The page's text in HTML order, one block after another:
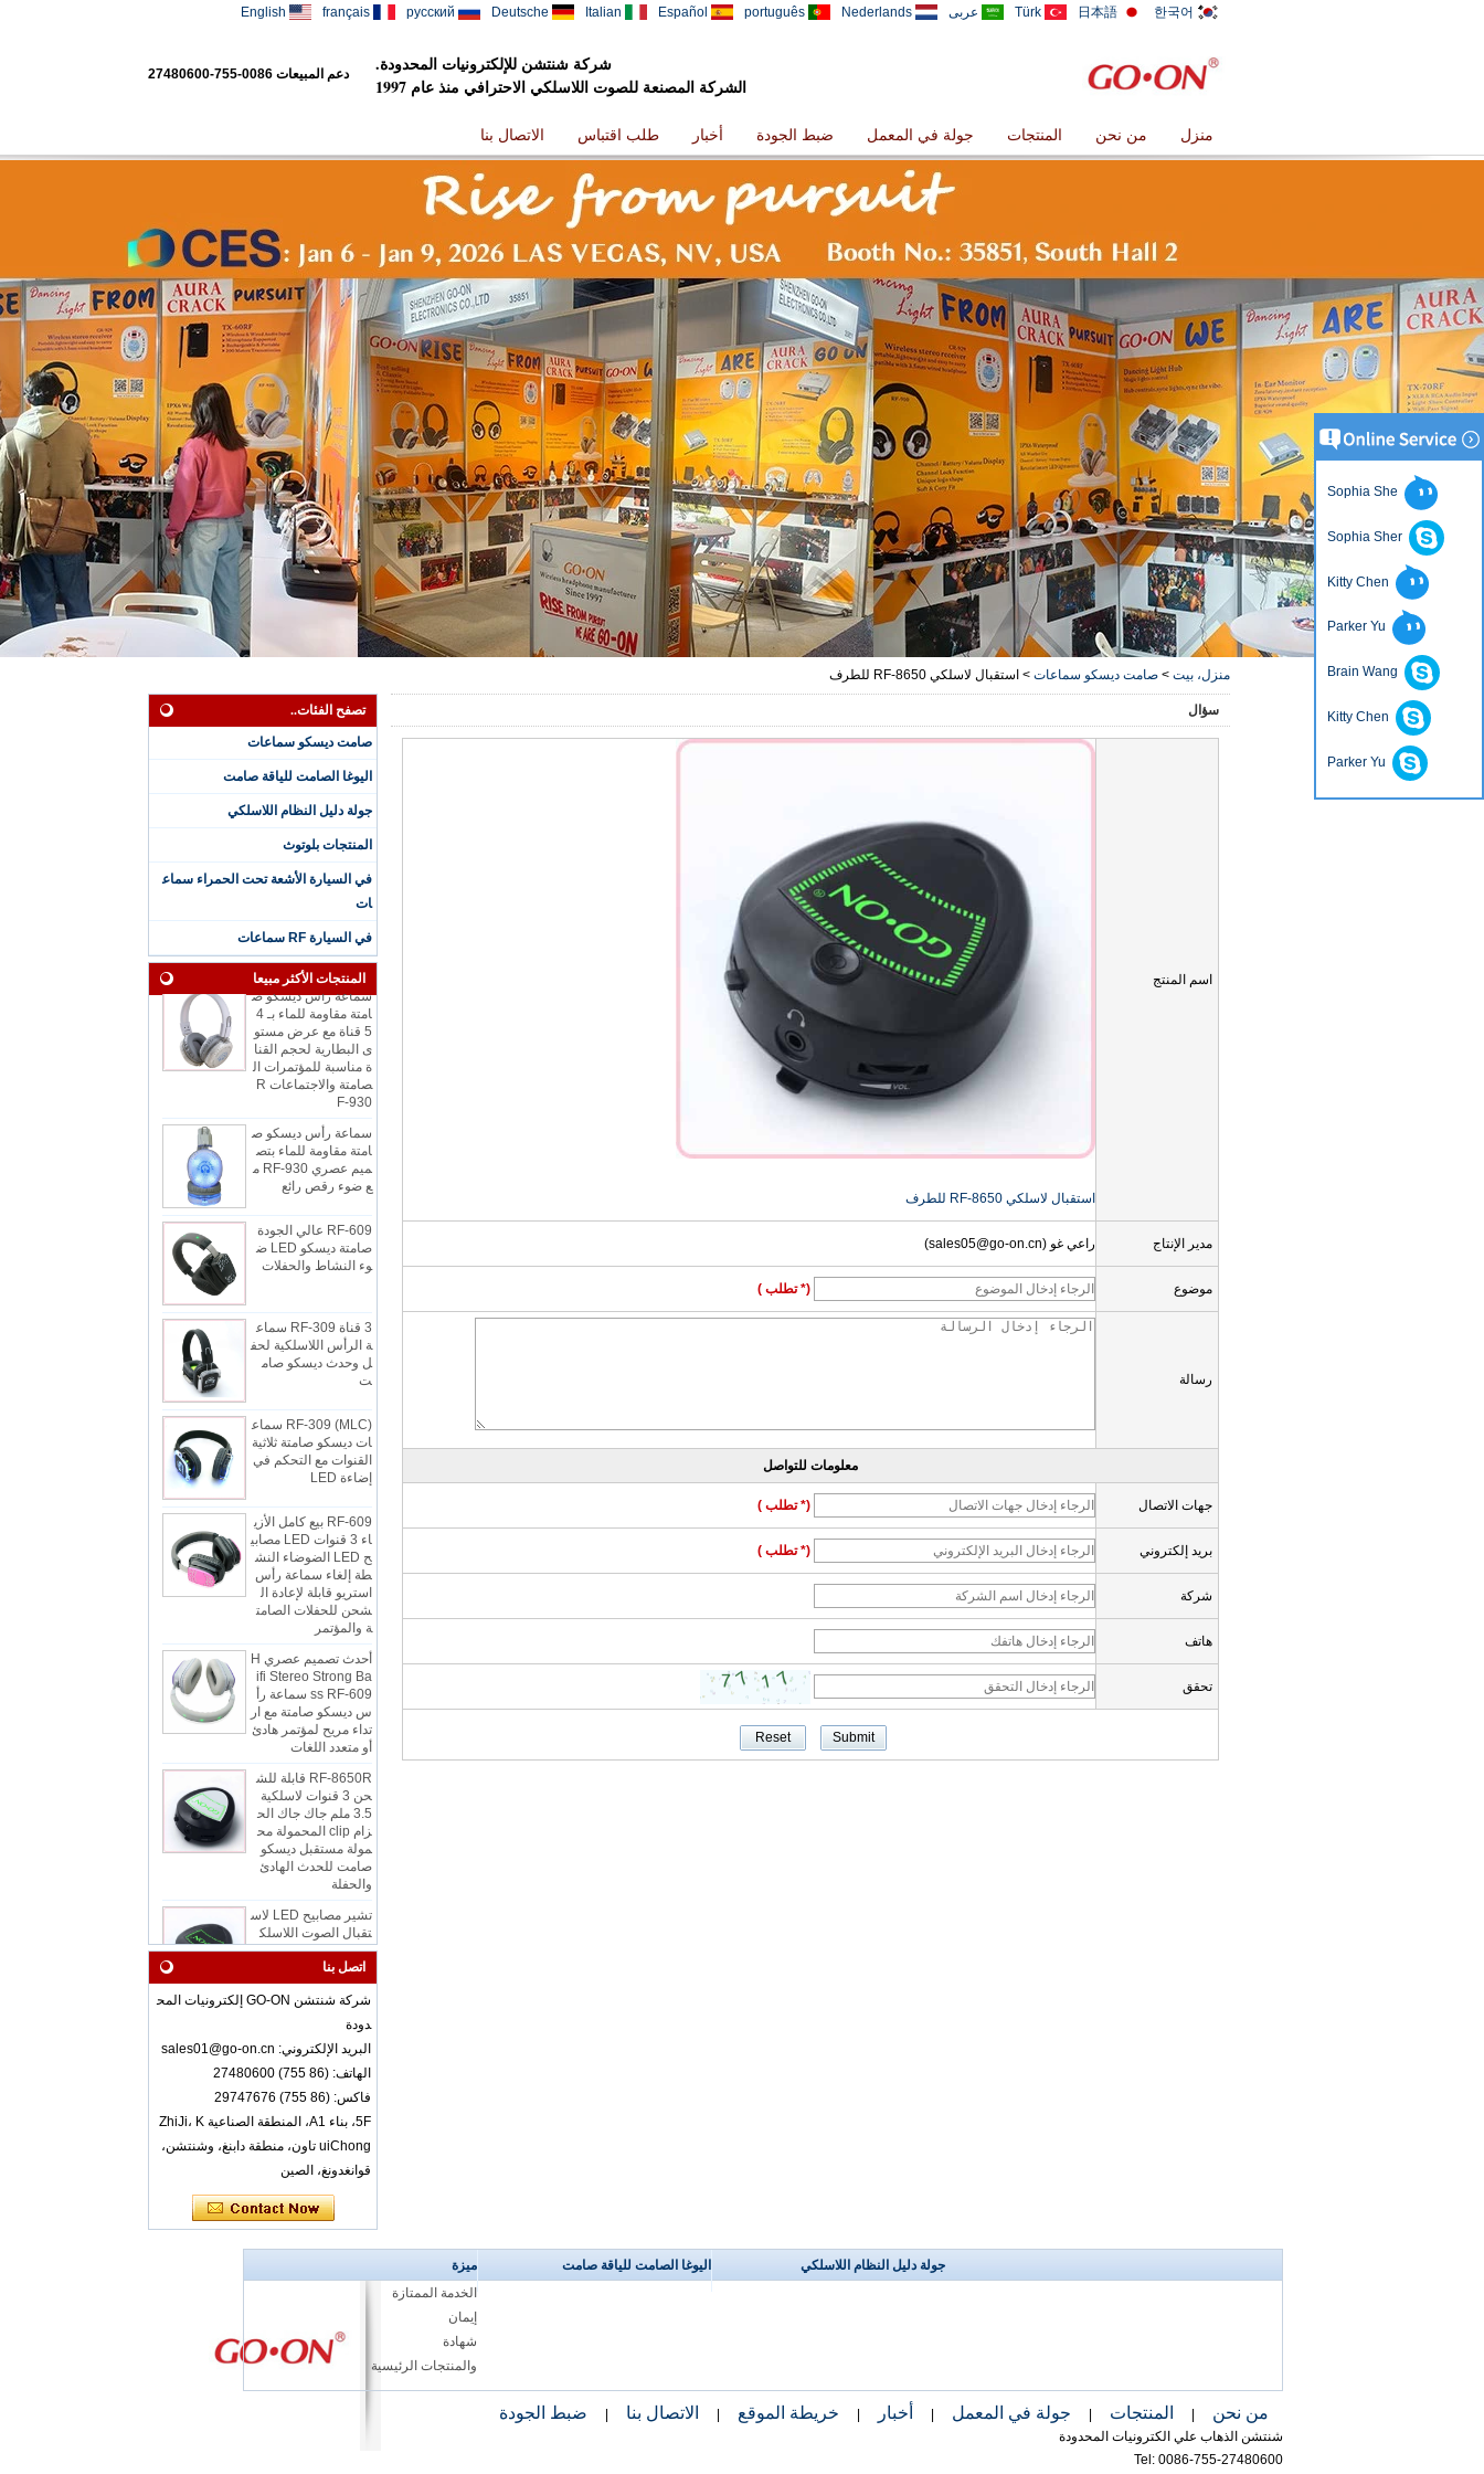
English français русский Deutsche Italian Español português Nederlands عربى Türk 日本語 한국어
شركة شنتشن للإلكترونيات المحدودة.
الشركة المصنعة للصوت اللاسلكي الاحترافي منذ عام 1997
دعم المبيعات 0086-755-27480600
منزل من نحن المنتجات جولة في المعمل ضبط الجودة أخبار طلب اقتباس الاتصال بنا
منزل، بيت > صامت ديسكو سماعات > استقبال لاسلكي RF-8650 للطرف
تصفح الفئات..
صامت ديسكو سماعات
اليوغا الصامت للياقة صامت
جولة دليل النظام اللاسلكي
المنتجات بلوتوث
في السيارة الأشعة تحت الحمراء سماع
ات
في السيارة RF سماعات
المنتجات الأكثر مبيعا
سماعة رأس صامتة مق
اومة للماء بثلاث قنوا
ت للجلسات الممطرة
مع شاشة LED للقناة
وعمر البطارية
سماعة رأس ديسكو ص
امتة مقاومة للماء بـ 4
5 قناة مع عرض مستو
ى البطارية لحجم القنا
ة مناسبة للمؤتمرات ال
صامتة والاجتماعات R
F-930
سماعة رأس ديسكو ص
امتة مقاومة للماء بتص
ميم عصري RF-930 م
ع ضوء رقص رائع
RF-609 عالي الجودة
صامتة ديسكو LED ض
وء النشاط والحفلات
3 قناة RF-309 سماع
ة الرأس اللاسلكية لحف
ل وحدث ديسكو صام
ت
RF-309 (MLC) سماع
ات ديسكو صامتة ثلاثية
القنوات مع التحكم في
إضاءة LED
RF-609 بيع كامل الأزي
اء 3 قنوات LED مصابي
ح LED الضوضاء النش
طة إلغاء سماعة رأس
استريو قابلة لإعادة ال
شحن للحفلات الصامت
ة والمؤتمر
أحدث تصميم عصري H
ifi Stereo Strong Ba
ss RF-609 سماعة رأ
س ديسكو صامتة مع ار
تداء مريح لمؤتمر هادئ
أو متعدد اللغات
RF-8650R قابلة للش
حن 3 قنوات لاسلكية
3.5 ملم جاك جاك الح
زام clip المحمولة مح
مولة مستقبل ديسكو
صامت للحدث الهادئ
والحفلة
تشير مصابيح LED لاس
تقبال الصوت اللاسلك
ي RF-8650
RF-608 3 قنوات سما
راحة يرتدي الفصل أو ال
مؤتمر
RF-608 مريح ارتداء
ة بجودة صوت جيدة
جملة القابلة لإعادة ال
شحن 3 سماعة رأس
MLC الإصدار سماعات
رأس ديسكو صامتة للأ
اتصل بنا
شركة شنتشن GO-ON إلكترونيات المح
دودة
البريد الإلكتروني: sales01@go-on.cn
الهاتف: (86 755) 27480600
فاكس: (86 755) 29747676
5F، بناء A1، المنطقة الصناعية ZhiJi، K
uiChong تاون، منطقة دابنغ، وشنتشن،
قوانغدونغ، الصين
سؤال
اسم المنتج
استقبال لاسلكي RF-8650 للطرف
مدير الإنتاج راعي غو (sales05@go-on.cn)
موضوع (* تطلب )
رسالة
معلومات للتواصل
جهات الاتصال (* تطلب )
بريد إلكتروني (* تطلب )
شركة
هاتف
تحقق
ميزة
الخدمة الممتازة
إيمان
شهادة
والمنتجات الرئيسية
اليوغا الصامت للياقة صامت جولة دليل النظام اللاسلكي
من نحن المنتجات جولة في المعمل أخبار خريطة الموقع الاتصال بنا ضبط الجودة
شنتشن الذهاب علي الكترونيات المحدودة
Tel: 0086-755-27480600